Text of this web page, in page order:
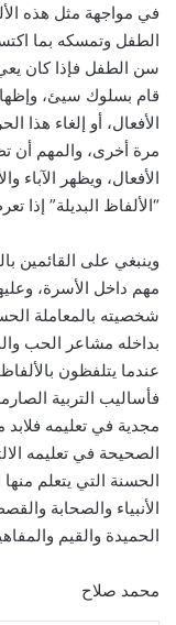
في مواجهة مثل هذه
الطفل وتمسكه بما
سن الطفل فإذا كان يعي
قام بسلوك سيئ،
الأفعال، أو إلغاء هذا
مرة أخرى، والمهم أن
الأفعال، ويظهر الآباء
“الألفاظ البديلة” إذا
وينبغي على القائمين
مهم داخل الأسرة،
شخصيته بالمعاملة
بداخله مشاعر الحب
عندما يتلفظون
فأساليب التربية
مجدية في تعليمه
الصحيحة في تعليمه
الحسنة التي يتعلم
الأنبياء والصحابة
الحميدة والقيم
محمد صلاح